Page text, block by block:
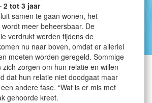
2 tot 3 jaar
samen te gaan wonen, het
meer beheersbaar. De
verdrukt werden tijdens de
nu naar boven, omdat er allerlei
moeten worden geregeld. Sommige
zich zorgen om hun relatie en willen
dat hun relatie niet doodgaat maar
andere fase. “Wat is er mis met
gehoorde kreet.